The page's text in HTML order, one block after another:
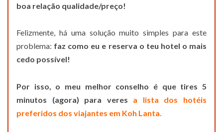
boa relação qualidade/preço!
Felizmente, há uma solução muito simples para este
problema: faz como eu e reserva o teu hotel o mais
cedo possível!
Por isso, o meu melhor conselho é que tires 5
minutos (agora) para veres a lista dos hotéis
preferidos dos viajantes em Koh Lanta.